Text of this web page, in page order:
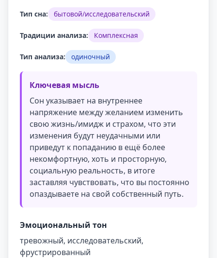
Тип сна: бытовой/исследовательский
Традиции анализа: Комплексная
Тип анализа: одиночный
Ключевая мысль
Сон указывает на внутреннее
напряжение между желанием изменить
свою жизнь/имидж и страхом, что эти
изменения будут неудачными или
приведут к попаданию в ещё более
некомфортную, хоть и просторную,
социальную реальность, в итоге
заставляя чувствовать, что вы постоянно
опаздываете на свой собственный путь.
Эмоциональный тон
тревожный, исследовательский,
фрустрированный